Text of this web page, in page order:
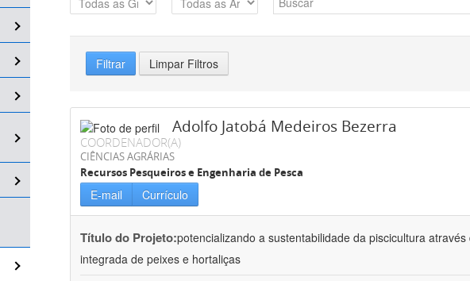
Filtrar Limpar Filtros
Adolfo Jatobá Medeiros Bezerra
COORDENADOR(A)
CIÊNCIAS AGRÁRIAS
Recursos Pesqueiros e Engenharia de Pesca
E-mail Currículo
Título do Projeto:potencializando a sustentabilidade da piscicultura
integrada de peixes e hortaliças